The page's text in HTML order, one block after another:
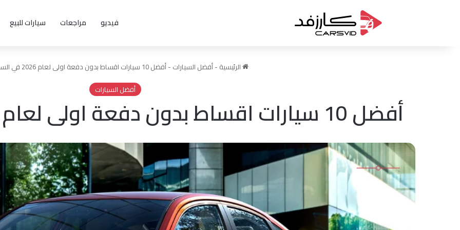
فيديو مراجعات سيارات للبيع
الرئيسية -أفضل السيارات -أفضل 10 سيارات اقساط بدون دفعة اولى لعام 2026 في السعودية
أفضل السيارات
أفضل 10 سيارات اقساط بدون دفعة اولى لعام 2026 في السعودية